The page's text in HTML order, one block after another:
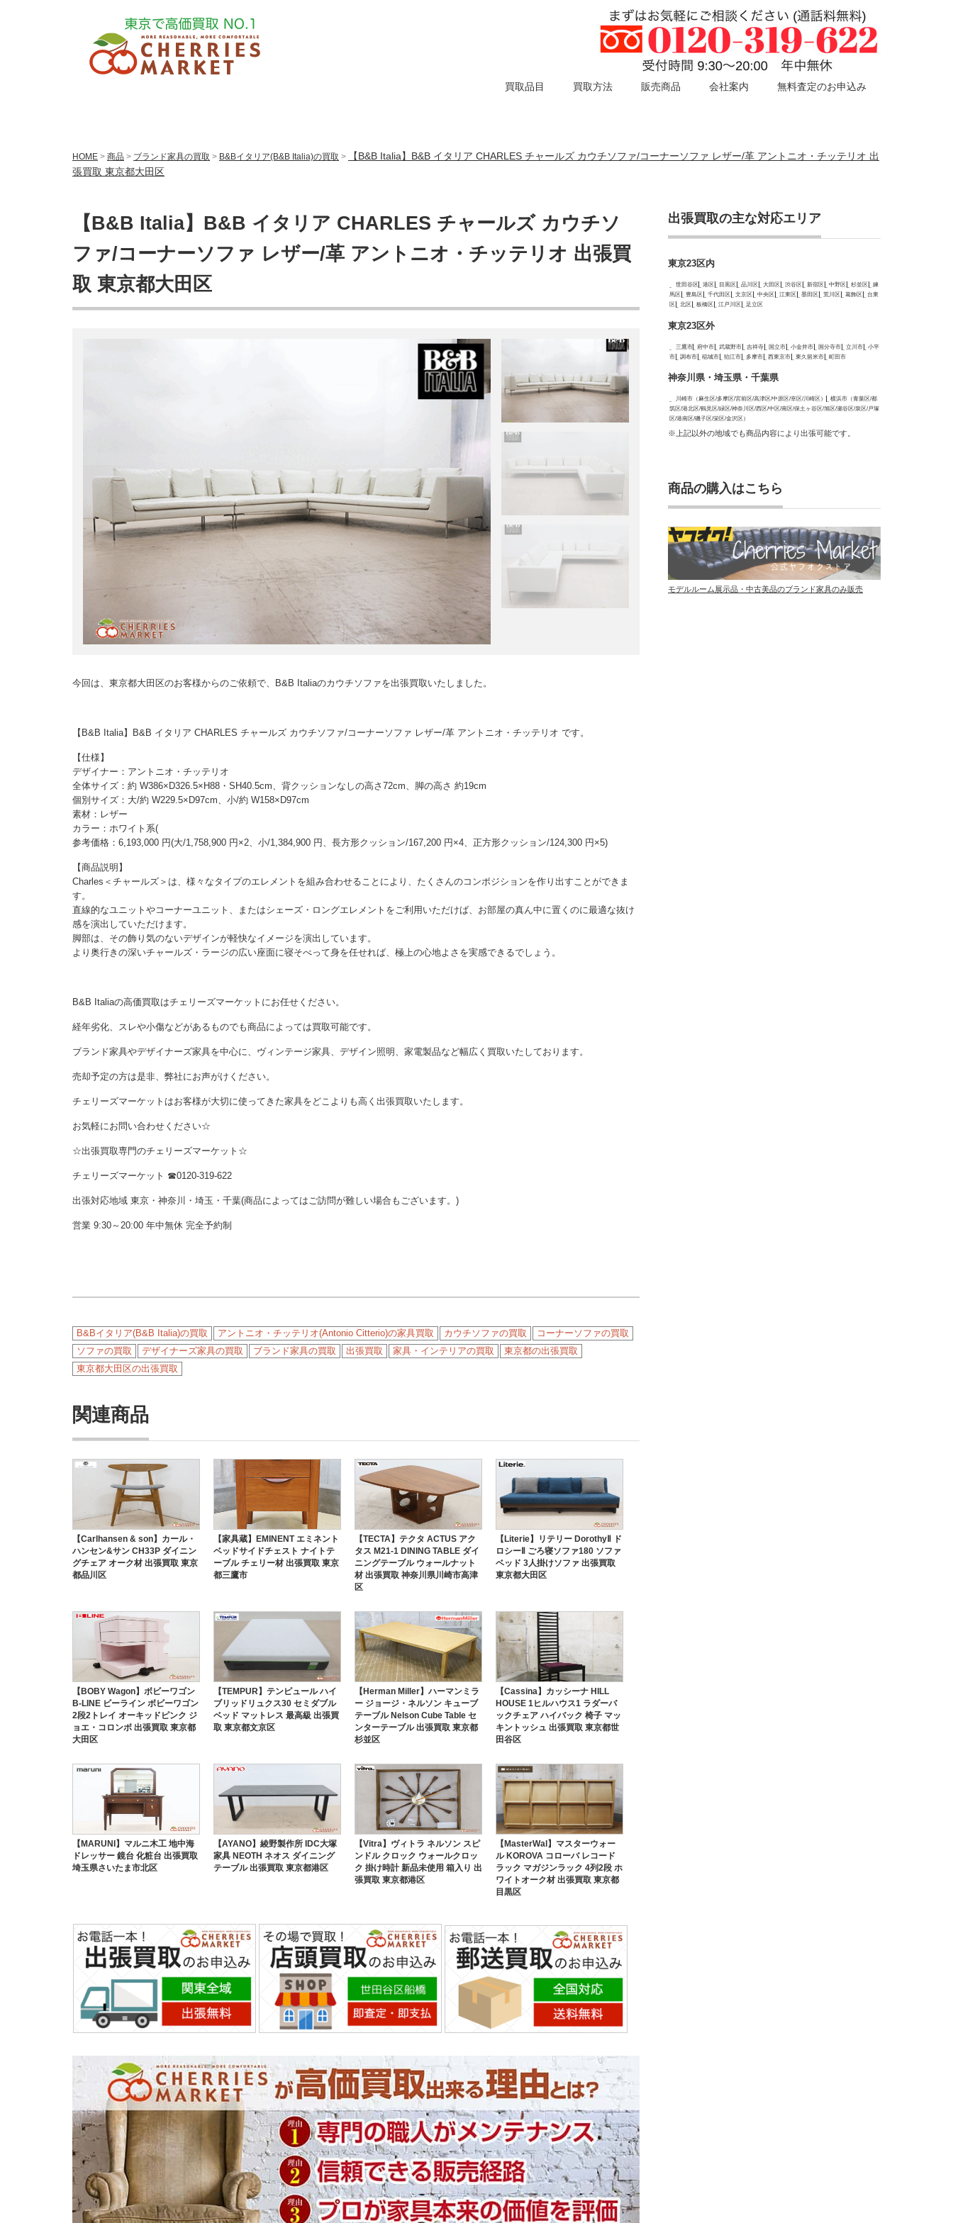
買取品目 買取方法 販売商品 会社案内 無料査定のお申込み
HOME > 商品 > ブランド家具の買取 > B&Bイタリア(B&B Italia)の買取 >
【B&B Italia】B&B イタリア CHARLES チャールズ カウチソファ/コーナーソファ レザー/革 アントニオ・チッテリオ 出
張買取 東京都大田区
【B&B Italia】B&B イタリア CHARLES チャールズ カウチソ
ファ/コーナーソファ レザー/革 アントニオ・チッテリオ 出張買
取 東京都大田区
今回は、東京都大田区のお客様からのご依頼で、B&B Italiaのカウチソファを出張買取いたしました。
【B&B Italia】B&B イタリア CHARLES チャールズ カウチソファ/コーナーソファ レザー/革 アントニオ・チッテリオ です。
【仕様】
デザイナー：アントニオ・チッテリオ
全体サイズ：約 W386×D326.5×H88・SH40.5cm、背クッションなしの高さ72cm、脚の高さ 約19cm
個別サイズ：大/約 W229.5×D97cm、小/約 W158×D97cm
素材：レザー
カラー：ホワイト系(
参考価格：6,193,000 円(大/1,758,900 円×2、小/1,384,900 円、長方形クッション/167,200 円×4、正方形クッション/124,300 円×5)
【商品説明】
Charles＜チャールズ＞は、様々なタイプのエレメントを組み合わせることにより、たくさんのコンポジションを作り出すことができま
す。
直線的なユニットやコーナーユニット、またはシェーズ・ロングエレメントをご利用いただけば、お部屋の真ん中に置くのに最適な抜け
感を演出していただけます。
脚部は、その飾り気のないデザインが軽快なイメージを演出しています。
より奥行きの深いチャールズ・ラージの広い座面に寝そべって身を任せれば、極上の心地よさを実感できるでしょう。
B&B Italiaの高価買取はチェリーズマーケットにお任せください。
経年劣化、スレや小傷などがあるものでも商品によっては買取可能です。
ブランド家具やデザイナーズ家具を中心に、ヴィンテージ家具、デザイン照明、家電製品など幅広く買取いたしております。
売却予定の方は是非、弊社にお声がけください。
チェリーズマーケットはお客様が大切に使ってきた家具をどこよりも高く出張買取いたします。
お気軽にお問い合わせください☆
☆出張買取専門のチェリーズマーケット☆
チェリーズマーケット ☎︎0120-319-622
出張対応地域 東京・神奈川・埼玉・千葉(商品によってはご訪問が難しい場合もございます。)
営業 9:30～20:00 年中無休 完全予約制
B&Bイタリア(B&B Italia)の買取 アントニオ・チッテリオ(Antonio Citterio)の家具買取 カウチソファの買取
コーナーソファの買取
ソファの買取
デザイナーズ家具の買取 ブランド家具の買取 出張買取 家具・インテリアの買取
東京都の出張買取
東京都大田区の出張買取
関連商品
【Carlhansen & son】カール・
ハンセン&サン CH33P ダイニン
グチェア オーク材 出張買取 東京
都品川区
【家具蔵】EMINENT エミネント
ベッドサイドチェスト ナイトテ
ーブル チェリー材 出張買取 東京
都三鷹市
【TECTA】テクタ ACTUS アク
タス M21-1 DINING TABLE ダイ
ニングテーブル ウォールナット
材 出張買取 神奈川県川崎市高津
区
【Literie】リテリー DorothyⅡ ド
ロシーⅡ ごろ寝ソファ180 ソファ
ベッド 3人掛けソファ 出張買取
東京都大田区
【BOBY Wagon】ボビーワゴン
B-LINE ビーライン ボビーワゴン
2段2トレイ オーキッドピンク ジ
ョエ・コロンボ 出張買取 東京都
大田区
【TEMPUR】テンピュール ハイ
ブリッドリュクス30 セミダブル
ベッド マットレス 最高級 出張買
取 東京都文京区
【Herman Miller】ハーマンミラ
ー ジョージ・ネルソン キューブ
テーブル Nelson Cube Table セ
ンターテーブル 出張買取 東京都
杉並区
【Cassina】カッシーナ HILL
HOUSE 1ヒルハウス1 ラダーバ
ックチェア ハイバック 椅子 マッ
キントッシュ 出張買取 東京都世
田谷区
【MARUNI】マルニ木工 地中海
ドレッサー 鏡台 化粧台 出張買取
埼玉県さいたま市北区
【AYANO】綾野製作所 IDC大塚
家具 NEOTH ネオス ダイニング
テーブル 出張買取 東京都港区
【Vitra】ヴィトラ ネルソン スピ
ンドル クロック ウォールクロッ
ク 掛け時計 新品未使用 箱入り 出
張買取 東京都港区
【MasterWal】マスターウォー
ル KOROVA コローバ レコード
ラック マガジンラック 4列2段 ホ
ワイトオーク材 出張買取 東京都
目黒区
出張買取の主な対応エリア
東京23区内
世田谷区 港区 目黒区 品川区 大田区 渋谷区 新宿区 中野区 杉並区
練
馬区
豊島区 千代田区 文京区 中央区 江東区 墨田区 荒川区 葛飾区
台東
区
北区 板橋区 江戸川区 足立区
東京23区外
三鷹市 府中市 武蔵野市 吉祥寺 国立市 小金井市 国分寺市 立川市
小平
市
調布市 稲城市 狛江市 多摩市 西東京市 東久留米市 町田市
神奈川県・埼玉県・千葉県
川崎市（麻生区/多摩区/宮前区/高津区/中原区/幸区/川崎区）
横浜市（青葉区/都
筑区/港北区/鶴見区/緑区/神奈川区/西区/中区/南区/保土ヶ谷区/旭区/瀬谷区/泉区/戸塚
区/港南区/磯子区/栄区/金沢区）
※上記以外の地域でも商品内容により出張可能です。
商品の購入はこちら
モデルルーム展示品・中古美品のブランド家具のみ販売